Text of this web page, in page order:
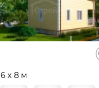
6 x 8 м